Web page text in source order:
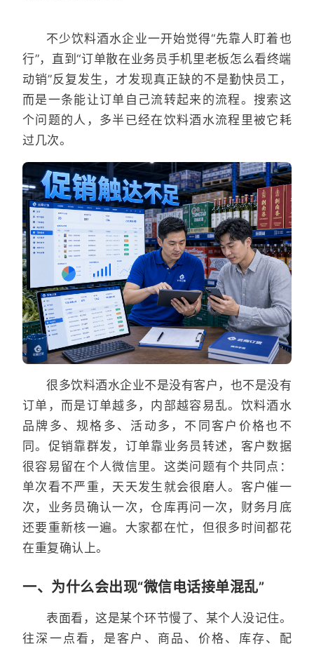
不少饮料酒水企业一开始觉得“先靠人盯着也
行”，直到“订单散在业务员手机里老板怎么看终端
动销”反复发生，才发现真正缺的不是勤快员工，
而是一条能让订单自己流转起来的流程。搜索这
个问题的人，多半已经在饮料酒水流程里被它耗
过几次。
很多饮料酒水企业不是没有客户，也不是没有
订单，而是订单越多，内部越容易乱。饮料酒水
品牌多、规格多、活动多，不同客户价格也不
同。促销靠群发，订单靠业务员转述，客户数据
很容易留在个人微信里。这类问题有个共同点：
单次看不严重，天天发生就会很磨人。客户催一
次，业务员确认一次，仓库再问一次，财务月底
还要重新核一遍。大家都在忙，但很多时间都花
在重复确认上。
一、为什么会出现“微信电话接单混乱”
表面看，这是某个环节慢了、某个人没记住。
往深一点看，是客户、商品、价格、库存、配